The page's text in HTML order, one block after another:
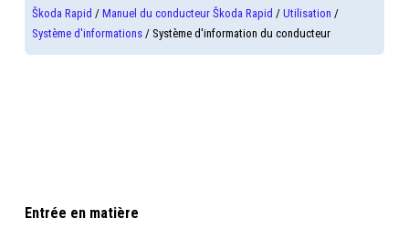
Škoda Rapid /Manuel du conducteur Škoda Rapid /Utilisation /
Système d'informations / Système d'information du conducteur
Entrée en matière